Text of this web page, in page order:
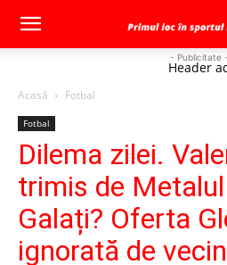
- Publicitate -
Header
Acasă Fotbal
Fotbal
Dilema zilei.
trimis de
Galați? Oferta
ignorată de